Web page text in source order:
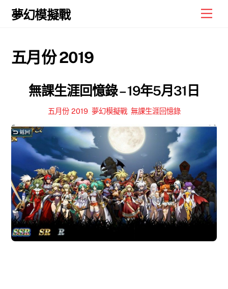
Skip
夢幻模擬戰
五月份 2019
無課生涯回憶錄 – 19年5月31日
五月份 2019, 夢幻模擬戰, 無課生涯回憶錄